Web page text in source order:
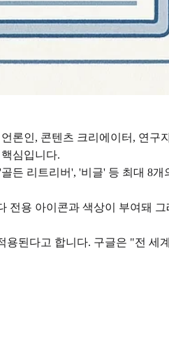
론인, 콘텐츠 크리에이터, 연
심입니다.
든 리트리버', '비글' 등 최대 8
전용 아이콘과 색상이 부여돼
된다고 합니다. 구글은 "전